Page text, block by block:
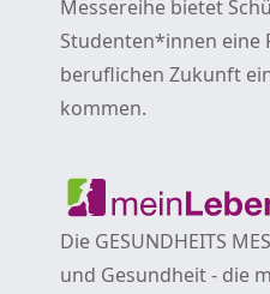
Messereihe bietet
Studenten*innen
beruflichen Zukunft
kommen.
Die GESUNDHEITS
und Gesundheit - die